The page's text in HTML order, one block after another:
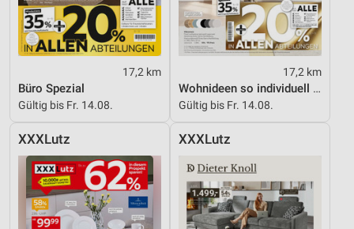
17,2 km
Büro Spezial
Gültig bis Fr. 14.08.
17,2 km
Wohnideen so individuell wie du!
Gültig bis Fr. 14.08.
XXXLutz XXXLutz